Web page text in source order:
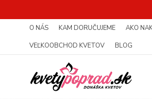
O NÁS KAM DORUČUJEME AKO
VEĽKOOBCHOD KVETOV
BLOG